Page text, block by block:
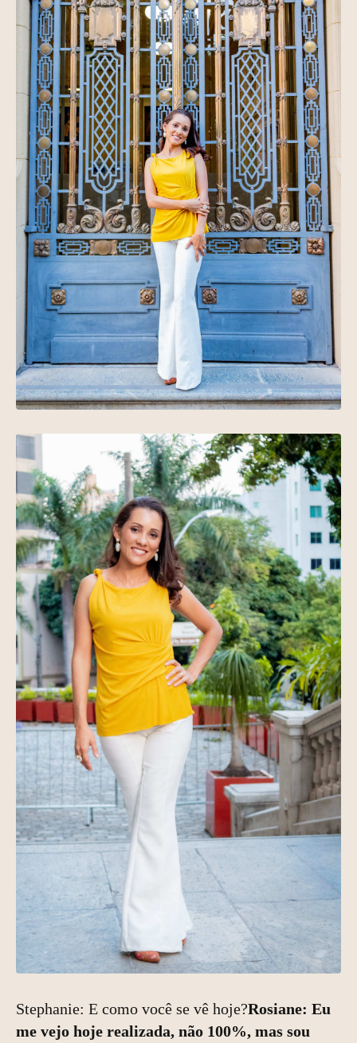
Stephanie: E como você se vê hoje?Rosiane: Eu
me vejo hoje realizada, não 100%, mas sou